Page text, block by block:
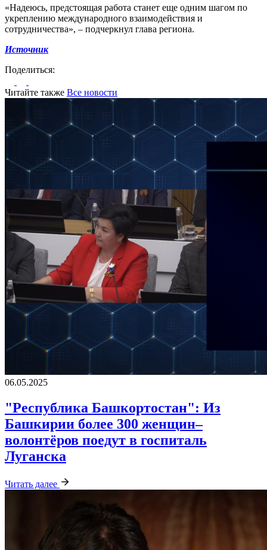
«Надеюсь, предстоящая работа станет еще одним шагом по
укреплению международного взаимодействия и
сотрудничества», – подчеркнул глава региона.
Источник
Поделиться:
Читайте также Все новости
06.05.2025
"Республика Башкортостан": Из
Башкирии более 300 женщин–
волонтёров поедут в госпиталь
Луганска
Читать далее